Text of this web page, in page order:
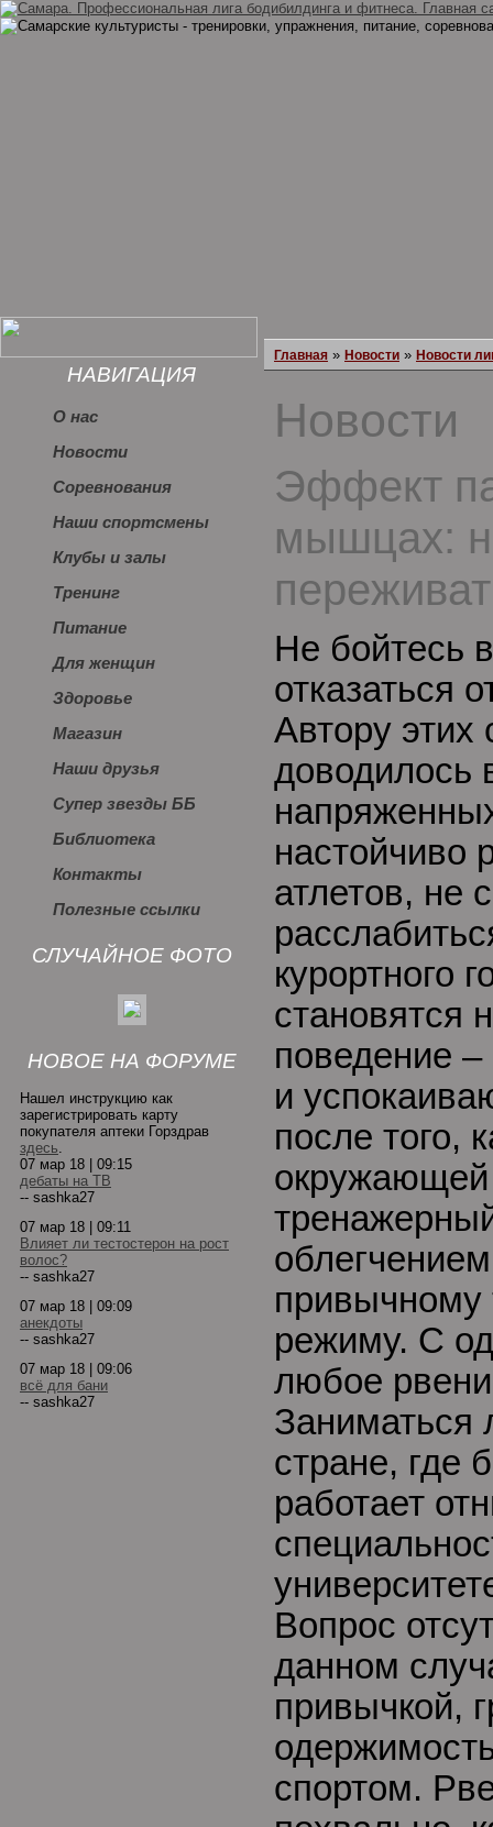
НАВИГАЦИЯ
О нас
Новости
Соревнования
Наши спортсмены
Клубы и залы
Тренинг
Питание
Для женщин
Здоровье
Магазин
Наши друзья
Супер звезды ББ
Библиотека
Контакты
Полезные ссылки
СЛУЧАЙНОЕ ФОТО
НОВОЕ НА ФОРУМЕ
Нашел инструкцию как
зарегистрировать карту
покупателя аптеки Горздрав
здесь.
07 мар 18 | 09:15
дебаты на ТВ
-- sashka27
07 мар 18 | 09:11
Влияет ли тестостерон на рост
волос?
-- sashka27
07 мар 18 | 09:09
анекдоты
-- sashka27
07 мар 18 | 09:06
всё для бани
-- sashka27
Главная » Новости » Новости
Новости
Эффект
мышцах:
Не бойтесь
отказаться
Автору этих
доводилось
атлетов, не
курортного
становятся
поведение
и
после того,
привычному
режиму. С
любое
стране, где
работает
Вопрос
данном
привычкой,
спортом.